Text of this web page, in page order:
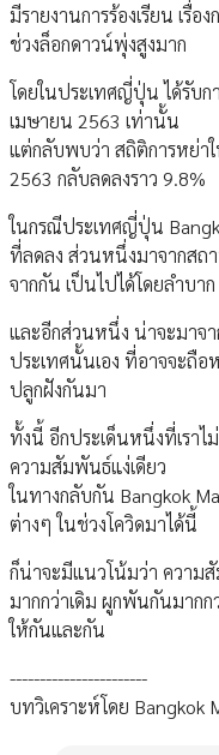
มีรายงานการร้องเรียน เรื่อ
ช่วงล็อกดาวน์พุ่งสูงมาก
โดยในประเทศญี่ปุ่น ได้รับก
เมษายน 2563 เท่านั้น
แต่กลับพบว่า สถิติการหย่า
2563 กลับลดลงราว 9.8%
ในกรณีประเทศญี่ปุ่น
ที่ลดลง ส่วนหนึ่งมาจากสถ
จากกัน เป็นไปได้โดยลำบาก
และอีกส่วนหนึ่ง น่าจะมาจ
ประเทศนั้นเอง ที่อาจจะถื
ปลูกฝังกันมา
ทั้งนี้ อีกประเด็นหนึ่งที่เราไ
ความสัมพันธ์แง่เดียว
ในทางกลับกัน Bangkok
ต่างๆ ในช่วงโควิดมาได้นี้
ก็น่าจะมีแนวโน้มว่า ความ
มากกว่าเดิม ผูกพันกันมากก
ให้กันและกัน
-----------------------
บทวิเคราะห์โดย Bangkok